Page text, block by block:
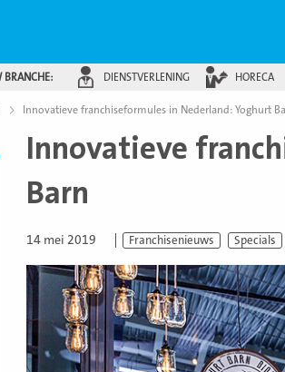
BRANCHE: DIENSTVERLENING HORECA
Innovatieve franchiseformules in Nederland: Yoghurt
Innovatieve
Barn
14 mei 2019 Franchisenieuws Specials